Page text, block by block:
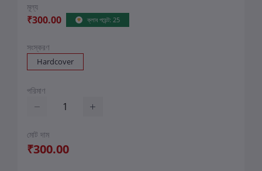
মূল্য
₹300.00 ক্লাব পয়েন্ট: 25
সংস্করণ
Hardcover
পরিমাণ
মোট দাম
₹300.00